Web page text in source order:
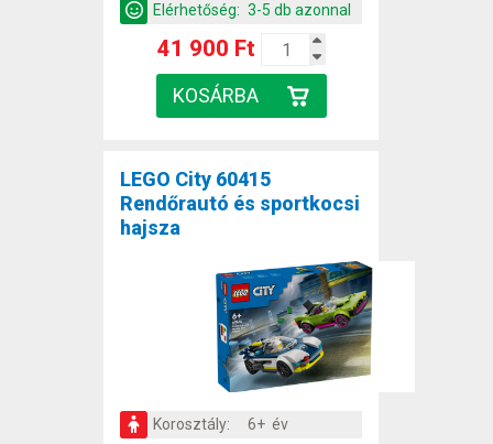
Elérhetőség: 3-5 db azonnal
41 900 Ft
LEGO City 60415
Rendőrautó és sportkocsi
hajsza
Korosztály:
6+ év